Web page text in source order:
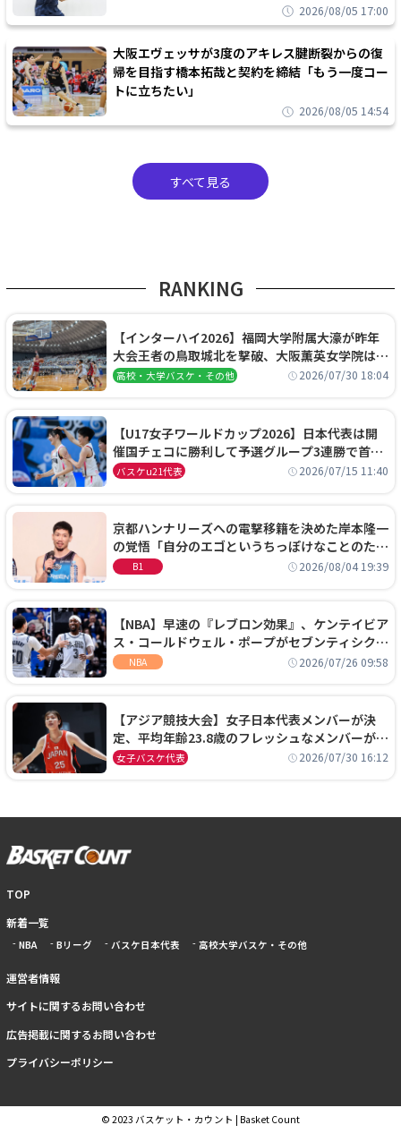
2026/08/05 17:00
大阪エヴェッサが3度のアキレス腱断裂からの復
帰を目指す橋本拓哉と契約を締結「もう一度コー
トに立ちたい」
2026/08/05 14:54
すべて見る
RANKING
【インターハイ2026】福岡大学附属大濠が昨年
大会王者の鳥取城北を撃破、大阪薫英女学院は岐
阜女子に完勝、大会3日目試合結果
高校・大学バスケ・その他 2026/07/30 18:04
【U17女子ワールドカップ2026】日本代表は開
催国チェコに勝利して予選グループ3連勝で首位
通過！準々決勝の相手はエジプトに決定
バスケu21代表 2026/07/15 11:40
京都ハンナリーズへの電撃移籍を決めた岸本隆一
の覚悟「自分のエゴというちっぽけなことのため
に、京都に来たわけではない」
B1 2026/08/04 19:39
【NBA】早速の『レブロン効果』、ケンテイビア
ス・コールドウェル・ポープがセブンティシクサ
ーズに1年契約で加入
NBA 2026/07/26 09:58
【アジア競技大会】女子日本代表メンバーが決
定、平均年齢23.8歳のフレッシュなメンバーが日
本開催の大舞台で頂点を狙う
女子バスケ代表 2026/07/30 16:12
TOP
新着一覧
NBA Bリーグ バスケ日本代表 高校大学バスケ・その他
運営者情報
サイトに関するお問い合わせ
広告掲載に関するお問い合わせ
プライバシーポリシー
© 2023 バスケット・カウント | Basket Count